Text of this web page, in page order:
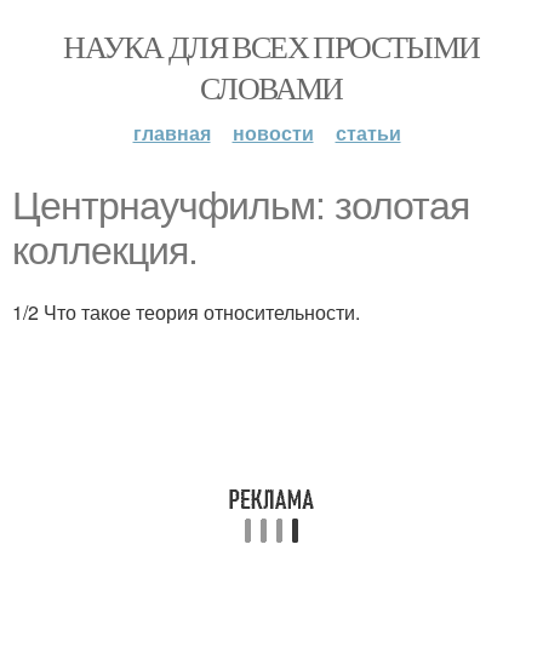
НАУКА ДЛЯ ВСЕХ ПРОСТЫМИ
СЛОВАМИ
главная новости статьи
Центрнаучфильм: золотая
коллекция.
1/2 Что такое теория относительности.